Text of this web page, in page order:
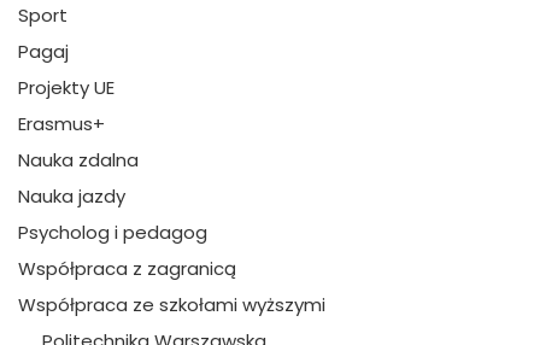
Sport
Pagaj
Projekty UE
Erasmus+
Nauka zdalna
Nauka jazdy
Psycholog i pedagog
Współpraca z zagranicą
Współpraca ze szkołami wyższymi